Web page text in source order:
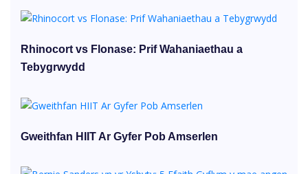
Rhinocort vs Flonase: Prif Wahaniaethau a
Tebygrwydd
Gweithfan HIIT Ar Gyfer Pob Amserlen